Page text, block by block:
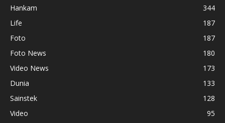
Hankam
344
Life
187
Foto
187
Foto News
180
Video News
173
Dunia
133
Sainstek
128
Video
95